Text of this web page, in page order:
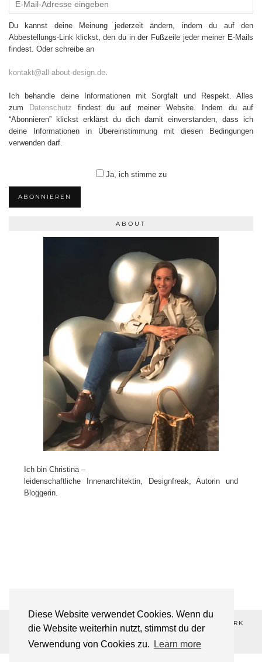
Diese Website verwendet Cookies. Wenn du
die Website weiterhin nutzt, stimmst du der
Verwendung von Cookies zu.
Learn more
Du kannst deine Meinung jederzeit ändern, indem du auf den
Abbestellungs-Link klickst, den du in der Fußzeile jeder meiner E-Mails
findest. Oder schreibe an
kontakt@all-about-design.de.
Ich behandle deine Informationen mit Sorgfalt und Respekt. Alles
zum
Datenschutz findest du auf meiner Website. Indem du auf
“Abonnieren” klickst erklärst du dich damit einverstanden, dass ich
deine Informationen in Übereinstimmung mit diesen Bedingungen
verwenden darf.
Ja, ich stimme zu
ABONNIEREN
ABOUT
Ich bin Christina –
leidenschaftliche Innenarchitektin, Designfreak, Autorin und
Bloggerin.
©2026 ALL-ABOUT-DESIGN💋 ®REGISTERED TRADEMARK
THEME DESIGNED BY pipdig